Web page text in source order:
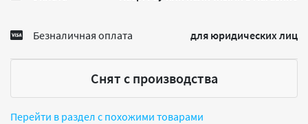
Безналичная оплата для юридических лиц
Снят с производства
Перейти в раздел с похожими товарами